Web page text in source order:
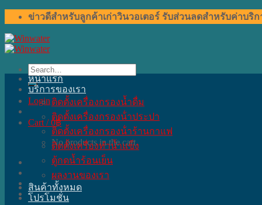
Skip
to
content
ข่าวดีสำหรับลูกค้าเก่าวินวอเตอร์ รับส่วนลดสำหรับค่าบริก
Search
for:
Login
Cart /0฿
No products in the cart.
หน้าแรก
บริการของเรา
ติดตั้งเครื่องกรองน้ำดื่ม
ติดตั้งเครื่องกรองน้ําประปา
ติดตั้งเครื่องกรองน้ําร้านกาแฟ
ติดตั้งเครื่องทำน้ำแข็ง
ตู้กดน้ำร้อนเย็น
ผลงานของเรา
สินค้าทั้งหมด
โปรโมชั่น